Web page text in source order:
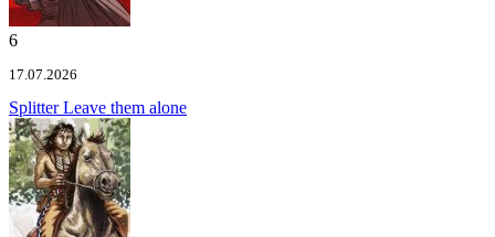
6
17.07.2026
SplitterLeave them alone